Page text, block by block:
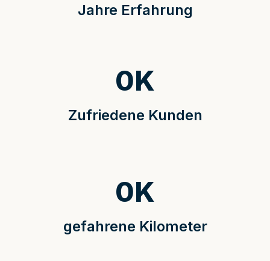
Jahre Erfahrung
Zufriedene Kunden
0K
gefahrene Kilometer
0K